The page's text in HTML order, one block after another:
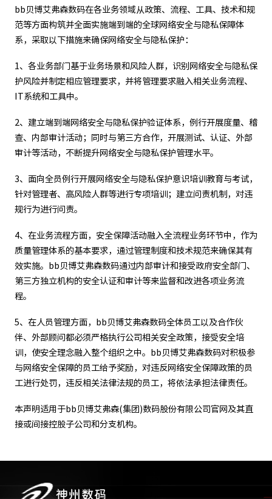
bb贝博艾弗森数码在各业务领域从政策、流程、工具、技术和规
范等方面构筑并全面实施端到端的全球网络安全与隐私保障体
系，采取以下措施来确保网络安全与隐私保护：
1、各业务部门基于业务场景和风险人群，识别网络安全与隐私保
护风险并制定相应管理要求，并将管理要求融入相关业务流程、
IT系统和工具中。
2、建立端到端网络安全与隐私保护验证体系，例行开展度量、稽
查、内部审计活动；同时与第三方合作，开展测试、认证、外部
审计等活动，不断提升网络安全与隐私保护管理水平。
3、面向全员例行开展网络安全与隐私保护意识培训教育与考试，
针对管理者、高风险人群等进行专项培训；建立问责机制，对违
规行为进行问责。
4、在业务流程方面，安全保障活动融入全流程业务环节中，作为
质量管理体系的基本要求，通过管理制度和技术规范来确保其有
效实施。bb贝博艾弗森数码通过内部审计和接受政府安全部门、
第三方独立机构的安全认证和审计等来监督和改进各项业务流
程。
5、在人员管理方面，bb贝博艾弗森数码全体员工以及合作伙
伴、外部顾问都必须严格执行公司相关安全政策，接受安全培
训，使安全理念融入整个组织之中。bb贝博艾弗森数码对积极参
与网络安全保障的员工给予奖励，对违反网络安全保障政策的员
工进行处罚，违反相关法律法规的员工，将依法承担法律责任。
本声明适用于bb贝博艾弗森(集团)数码股份有限公司官网及其直
接或间接控股子公司和分支机构。